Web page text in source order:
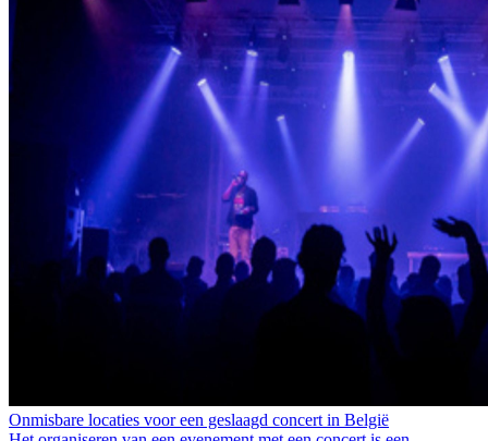
Onmisbare locaties voor een geslaagd concert in België